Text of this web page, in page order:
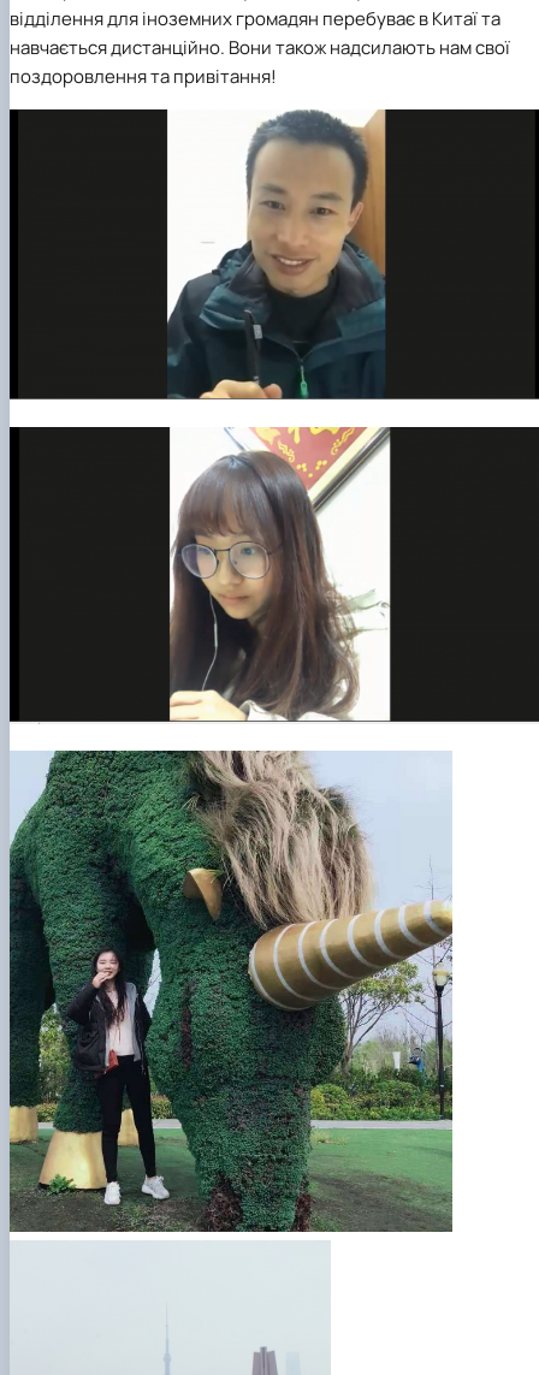
відділення для іноземних громадян перебуває в Китаї та
навчається дистанційно. Вони також надсилають нам свої
поздоровлення та привітання!